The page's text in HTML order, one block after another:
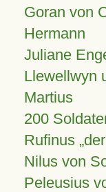
Goran von
Hermann
Juliane
Llewellwyn
Martius
200
Rufinus
Nilus von
Peleusius